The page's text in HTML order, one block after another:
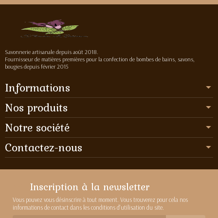
Savonnerie artisanale depuis août 2018.
Fournisseur de matières premières pour la confection de bombes de bains, savons,
bougies depuis février 2015
Informations
Nos produits
Notre société
Contactez-nous
Inscription à la newsletter
Vous pouvez vous désinscrire à tout moment. Vous trouverez pour cela nos
informations de contact dans les conditions d'utilisation du site.